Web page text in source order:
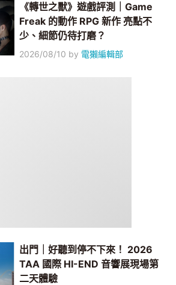
《轉世之獸》遊戲評測｜Game
Freak 的動作 RPG 新作 亮點不
少、細節仍待打磨？
2026/08/10 by 電獺編輯部
出門｜好聽到停不下來！ 2026
TAA 國際 HI-END 音響展現場第
二天體驗